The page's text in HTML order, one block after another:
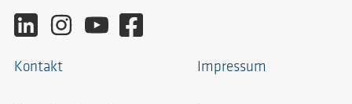
Kontakt Impressum